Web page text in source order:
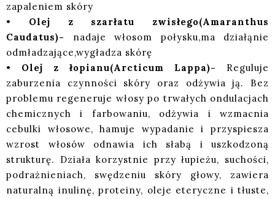
zapaleniem skóry
• Olej z szarłatu zwisłego(Amaranthus
Caudatus)-
nadaje włosom połysku,ma działąnie
odmładzające,wygładza skórę
• Olej z łopianu(Arcticum Lappa)-
Reguluje
zaburzenia czynności skóry oraz odżywia ją. Bez
problemu regeneruje włosy po trwałych ondulacjach
chemicznych i farbowaniu, odżywia i wzmacnia
cebulki włosowe, hamuje wypadanie i przyspiesza
wzrost włosów odnawia ich słabą i uszkodzoną
strukturę. Działa korzystnie przy łupieżu, suchości,
podrażnieniach, swędzeniu skóry głowy, zawiera
naturalną inulinę, proteiny, oleje eteryczne i tłuste,